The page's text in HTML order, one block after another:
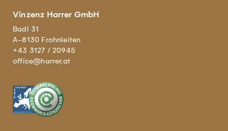
Vinzenz Harrer GmbH
Badl 31
A-8130 Frohnleiten
+43 3127 / 20945
office@harrer.at